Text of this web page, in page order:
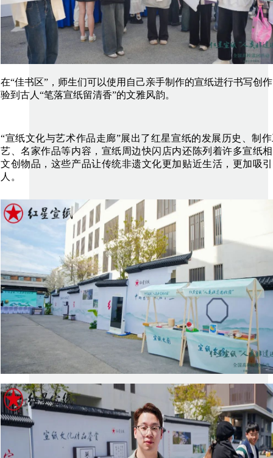
在“佳书区”，师生们可以使用自己亲手制作的宣纸进行书写创
验到古人“笔落宣纸留清香”的文雅风韵。
“宣纸文化与艺术作品走廊”展出了红星宣纸的发展历史、制
艺、名家作品等内容，宣纸周边快闪店内还陈列着许多宣纸
文创物品，这些产品让传统非遗文化更加贴近生活，更加吸
人。